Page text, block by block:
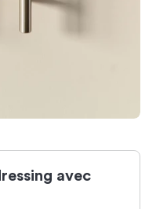
avec